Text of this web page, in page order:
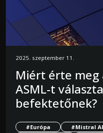
2025. szeptember 11.
Miért érte meg
ASML-t
befektetőnek?
#Európa #Mistral AI